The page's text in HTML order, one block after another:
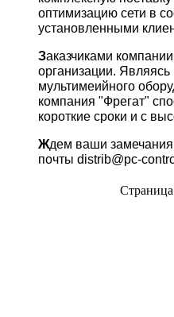
оптимизацию сети в
установленными
Заказчиками
организации.
мультимеийного
компания "Фрегат"
короткие сроки и с
Ждем ваши
почты distrib@pc-
Страница